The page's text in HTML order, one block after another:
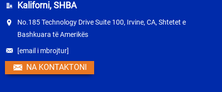
Kaliforni, SHBA
No.185 Technology Drive Suite 100, Irvine, CA, Shtetet e
Bashkuara të Amerikës
[email i mbrojtur]
NA KONTAKTONI